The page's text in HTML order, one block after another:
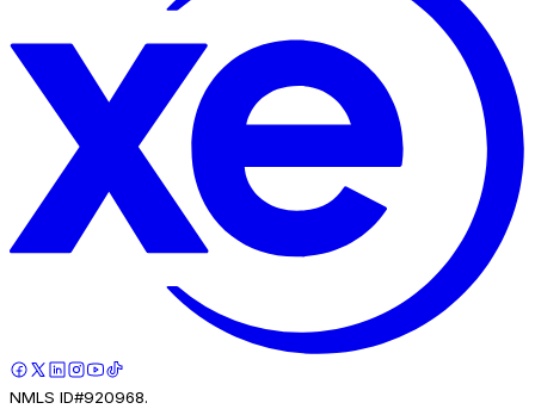
NMLS ID#920968.